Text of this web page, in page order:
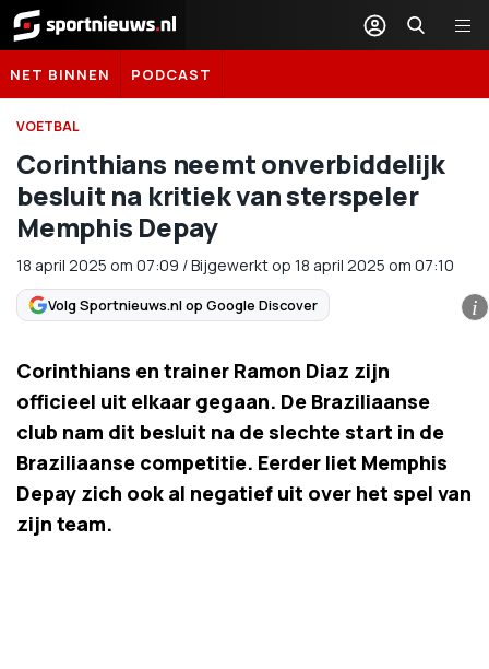
Sportnieuws.nl
NET BINNEN PODCAST
VOETBAL
Corinthians neemt onverbiddelijk
besluit na kritiek van sterspeler
Memphis Depay
18 april 2025 om 07:09 /Bijgewerkt op 18 april 2025 om 07:10
Volg Sportnieuws.nl op Google Discover i
Corinthians en trainer Ramon Diaz zijn
officieel uit elkaar gegaan. De Braziliaanse
club nam dit besluit na de slechte start in de
Braziliaanse competitie. Eerder liet Memphis
Depay zich ook al negatief uit over het spel van
zijn team.